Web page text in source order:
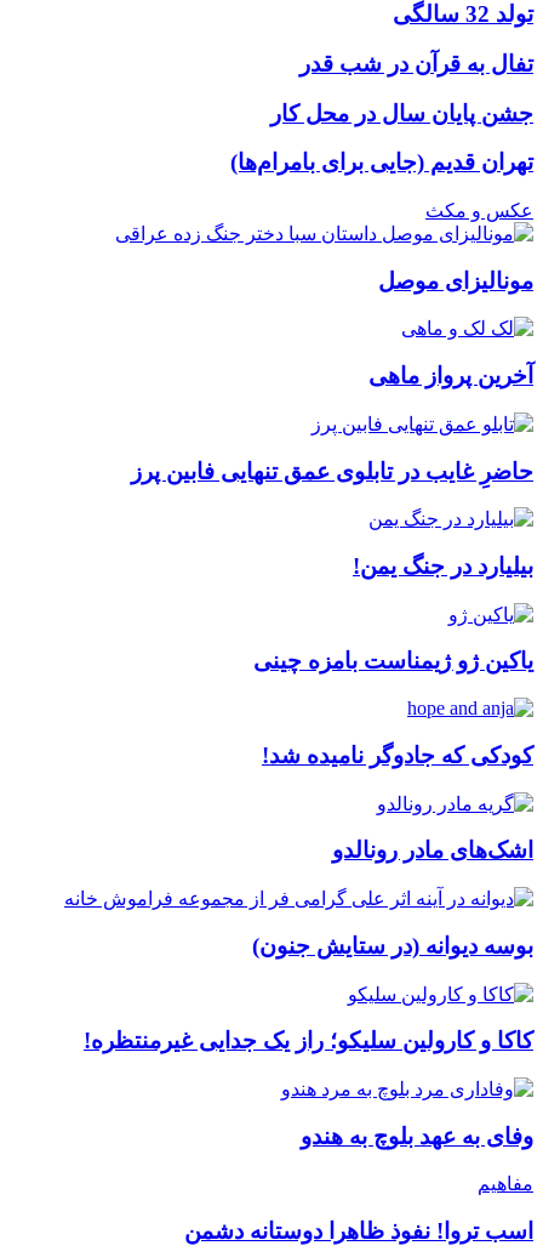
تولد 32 سالگی
تفال به قرآن در شب قدر
جشن پایان سال در محل کار
تهران قدیم (جایی برای بامرام‌ها)
عکس و مکث
مونالیزای موصل
آخرین پرواز ماهی
حاضرِ غایب در تابلوی عمق تنهایی فابین پرز
بیلیارد در جنگ یمن!
یاکین ژو ژیمناست بامزه چینی
کودکی که جادوگر نامیده شد!
اشک‌های مادر رونالدو
بوسه دیوانه (در ستایش جنون)
کاکا و کارولین سلیکو؛ راز یک جدایی غیرمنتظره!
وفای به عهد بلوچ به هندو
مفاهیم
اسب تروا! نفوذ ظاهرا دوستانه دشمن